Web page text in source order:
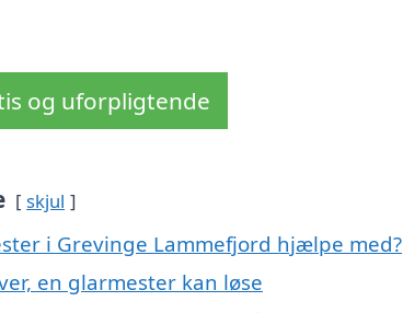
og uforpligtende
skjul
i Grevinge Lammefjord hjælpe med?
en glarmester kan løse